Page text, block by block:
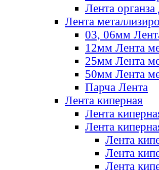
Лента
Лента
03, 06мм
12мм Лента
25мм Лента
50мм Лента
Парча Лента
Лента киперная
Лента
Лента
Лента
Лента
Лента